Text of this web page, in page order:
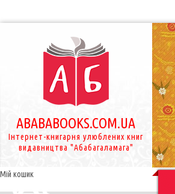
ABABABOOKS.COM.UA
Інтернет-книгарня улюблених книг
видавництва "Абабагаламага"
Мій кошик